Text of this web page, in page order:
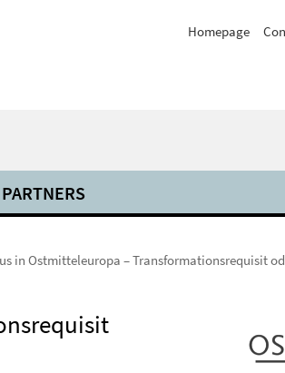
Homepage
in Ostmitteleuropa – Transformationsrequisit